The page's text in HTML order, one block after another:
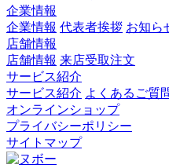
企業情報
企業情報 代表者挨拶 お知ら
店舗情報
店舗情報 来店受取注文
サービス紹介
サービス紹介 よくあるご質
オンラインショップ
プライバシーポリシー
サイトマップ